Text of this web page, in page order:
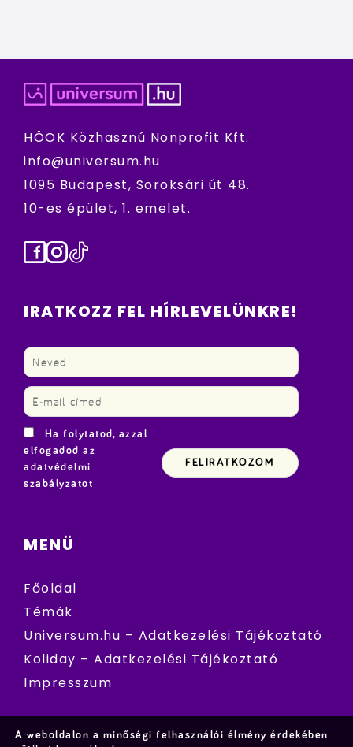
HÖOK Közhasznú Nonprofit Kft.
info@universum.hu
1095 Budapest, Soroksári út 48.
10-es épület, 1. emelet.
Facebook
Instagram
TikTok
IRATKOZZ FEL HÍRLEVELÜNKRE!
Ha folytatod, azzal
elfogadod az
adatvédelmi
szabályzatot
MENÜ
Főoldal
Témák
Universum.hu – Adatkezelési Tájékoztató
Koliday – Adatkezelési Tájékoztató
Impresszum
A weboldalon a minőségi felhasználói élmény érdekében